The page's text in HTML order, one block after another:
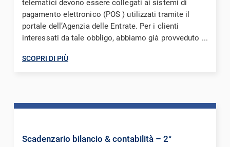
telematici devono essere collegati ai sistemi di
pagamento elettronico (POS ) utilizzati tramite il
portale dell’Agenzia delle Entrate. Per i clienti
interessati da tale obbligo, abbiamo già provveduto ...
SCOPRI DI PIÙ
Scadenzario bilancio & contabilità – 2°